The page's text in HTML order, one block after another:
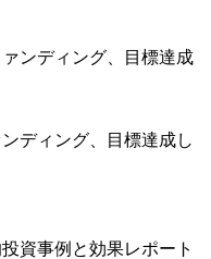
ディング、目標達成し